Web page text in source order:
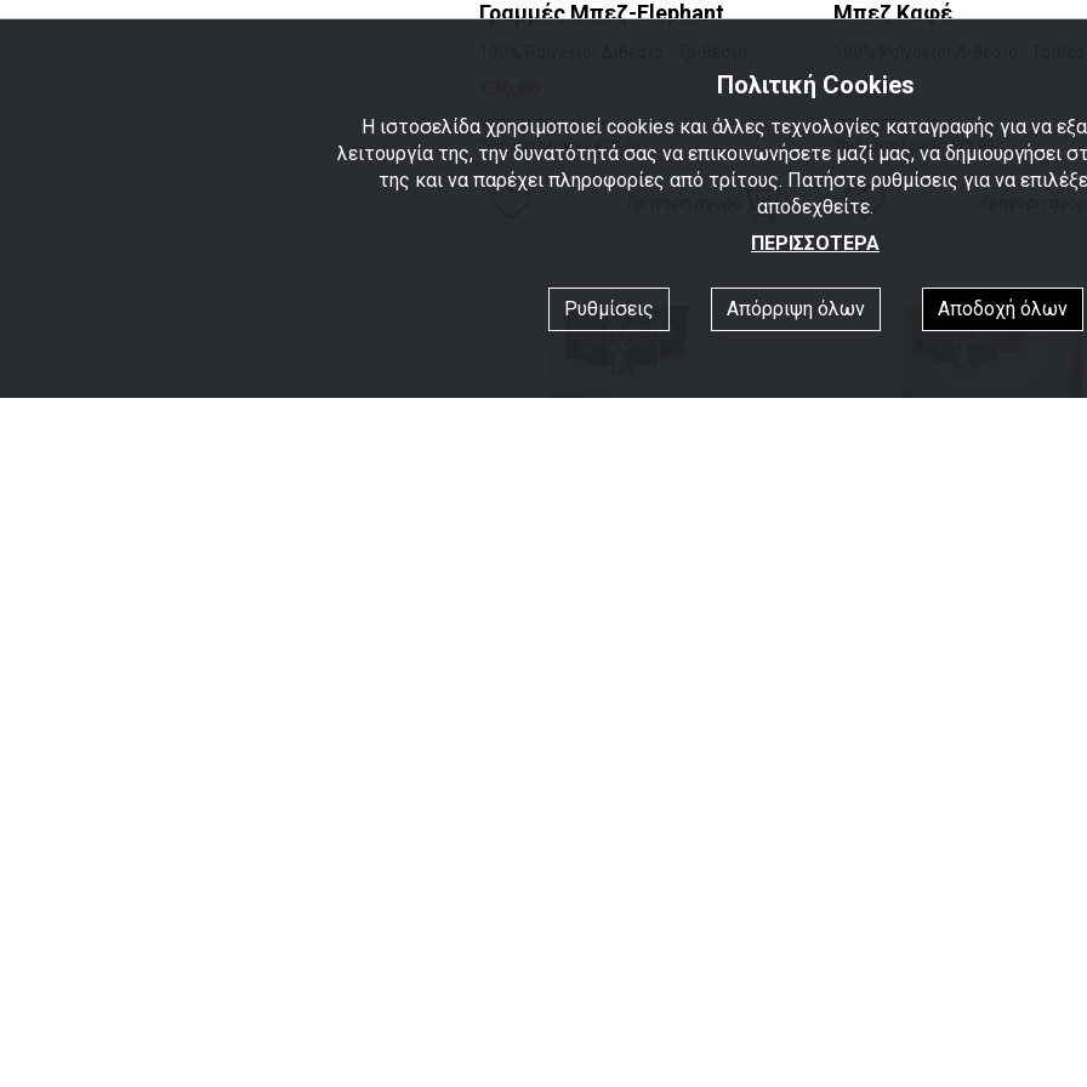
Γραμμές Μπεζ-Elephant
ΚΕΡΔΙΖΕΤΕ: €49,00
Τιμή καταλόγου: €79,00
Μπεζ Καφέ
€30,00
ΚΕΡΔΙΖΕΤΕ: €49,00
Τιμή καταλόγου: €79,00
Πολιτική Cookies
Η ιστοσελίδα χρησιμοποιεί cookies και άλλες τεχνολογίες καταγραφής για να
λειτουργία της, την δυνατότητά σας να επικοινωνήσετε μαζί μας, να δημιουργήσει
της και να παρέχει πληροφορίες από τρίτους. Πατήστε ρυθμίσεις για να
αποδεχθείτε.
ΠΕΡΙΣΣΟΤΕΡΑ
Ρυθμίσεις Απόρριψη όλων Αποδοχή όλων